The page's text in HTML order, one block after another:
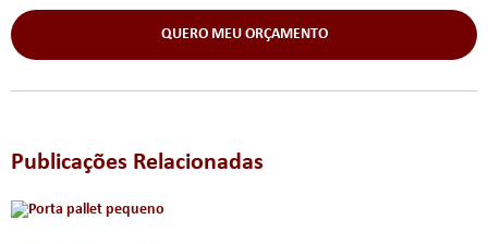
QUERO MEU ORÇAMENTO
Publicações Relacionadas